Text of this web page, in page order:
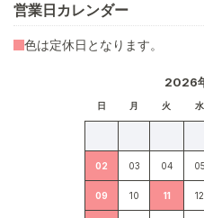
営業日カレンダー
2026
日 月 火 水
02 03 04 05
09 10 11 12
色は定休日となります。